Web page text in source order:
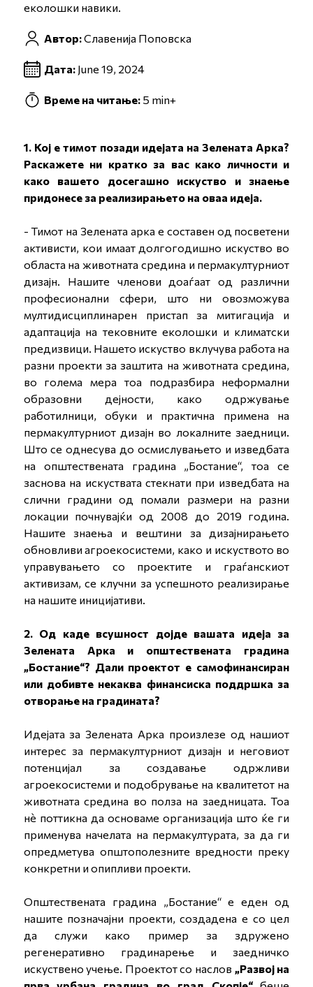
еколошки навики.
Автор:Славенија Поповска
Дата: June 19, 2024
Време на читање: 5 min+
1. Кој е тимот позади идејата на Зелената Арка?
Раскажете ни кратко за вас како личности и
како вашето досегашно искуство и знаење
придонесе за реализирањето на оваа идеја.
- Тимот на Зелената арка е составен од посветени
активисти, кои имаат долгогодишно искуство во
областа на животната средина и пермакултурниот
дизајн. Нашите членови доаѓаат од различни
професионални сфери, што ни овозможува
мултидисциплинарен пристап за митигација и
адаптација на тековните еколошки и климатски
предизвици. Нашето искуство вклучува работа на
разни проекти за заштита на животната средина,
во голема мера тоа подразбира неформални
образовни дејности, како одржување
работилници, обуки и практична примена на
пермакултурниот дизајн во локалните заедници.
Што се однесува до осмислувањето и изведбата
на општествената градина „Бостание“, тоа се
заснова на искуствата стекнати при изведбата на
слични градини од помали размери на разни
локации почнувајќи од 2008 до 2019 година.
Нашите знаења и вештини за дизајнирањето
обновливи агроекосистеми, како и искуството во
управувањето со проектите и граѓанскиот
активизам, се клучни за успешното реализирање
на нашите иницијативи.
2. Од каде всушност дојде вашата идеја за
Зелената Арка и општествената градина
„Бостание“? Дали проектот е самофинансиран
или добивте некаква финансиска поддршка за
отворање на градината?
Идејата за Зелената Арка произлезе од нашиот
интерес за пермакултурниот дизајн и неговиот
потенцијал за создавање одржливи
агроекосистеми и подобрување на квалитетот на
животната средина во полза на заедницата. Тоа
нè поттикна да основаме организација што ќе ги
применува начелата на пермакултурата, за да ги
опредметува општополезните вредности преку
конкретни и опипливи проекти.
Општествената градина „Бостание“ е еден од
нашите позначајни проекти, создадена е со цел
да служи како пример за здружено
регенеративно градинарење и заедничко
искуствено учење. Проектот со наслов „Развој на